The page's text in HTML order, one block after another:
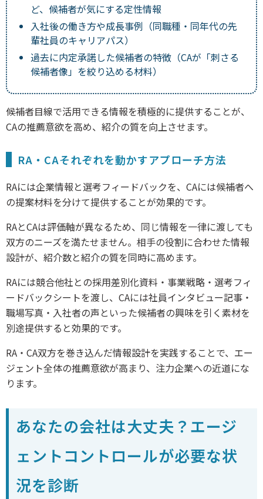
ど、候補者が気にする定性情報
入社後の働き方や成長事例（同職種・同年代の先
輩社員のキャリアパス）
過去に内定承諾した候補者の特徴（CAが「刺さる
候補者像」を絞り込める材料）
候補者目線で活用できる情報を積極的に提供することが、
CAの推薦意欲を高め、紹介の質を向上させます。
RA・CAそれぞれを動かすアプローチ方法
RAには企業情報と選考フィードバックを、CAには候補者へ
の提案材料を分けて提供することが効果的です。
RAとCAは評価軸が異なるため、同じ情報を一律に渡しても
双方のニーズを満たせません。相手の役割に合わせた情報
設計が、紹介数と紹介の質を同時に高めます。
RAには競合他社との採用差別化資料・事業戦略・選考フィ
ードバックシートを渡し、CAには社員インタビュー記事・
職場写真・入社者の声といった候補者の興味を引く素材を
別途提供すると効果的です。
RA・CA双方を巻き込んだ情報設計を実践することで、エー
ジェント全体の推薦意欲が高まり、注力企業への近道にな
ります。
あなたの会社は大丈夫？エージ
ェントコントロールが必要な状
況を診断